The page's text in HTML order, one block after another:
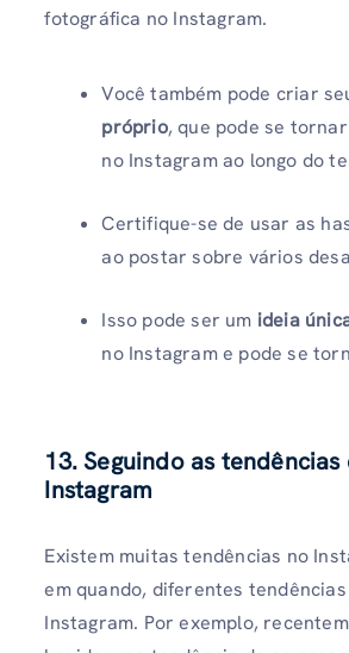
fotográfica no Instagram.
Você também pode criar
próprio, que pode se
no Instagram ao longo do
Certifique-se de usar as
ao postar sobre vários
Isso pode ser um ideia
no Instagram e pode se
13. Seguindo as tendências
Instagram
Existem muitas tendências no
em quando, diferentes
Instagram. Por exemplo,